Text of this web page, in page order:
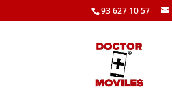
93 627 10 57